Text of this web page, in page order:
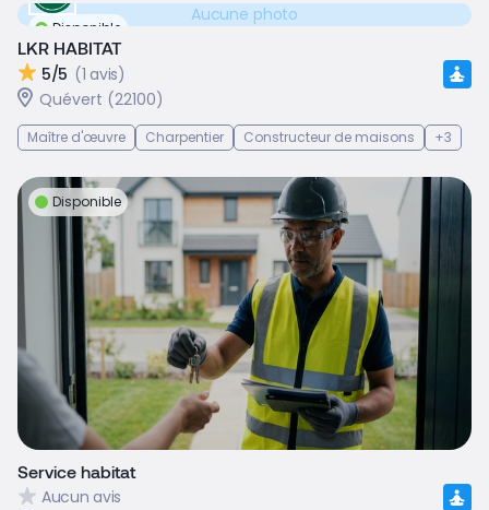
Disponible
Aucune photo
LKR HABITAT
5/5 (1 avis)
Quévert (22100)
Maître d'œuvre Charpentier Constructeur de maisons +3
Disponible
Service habitat
Aucun avis